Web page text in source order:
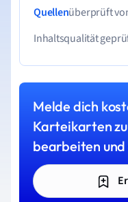
Quellenüberprüft
Inhaltsqualität
Melde dich
Karteikarten
bearbeiten